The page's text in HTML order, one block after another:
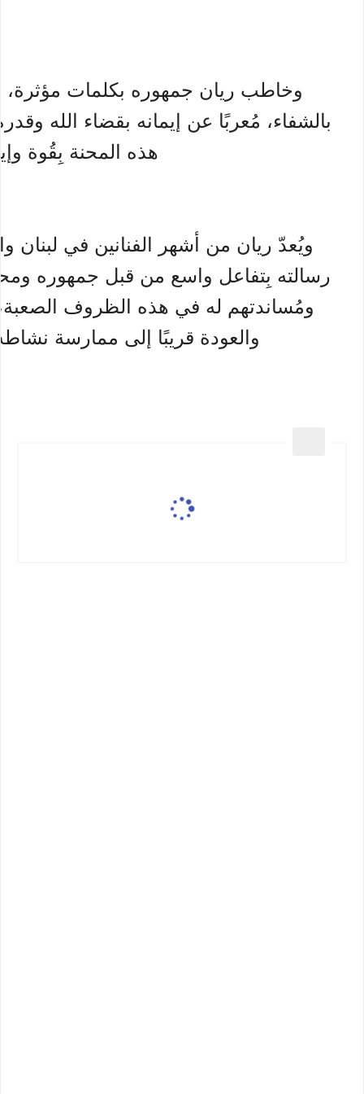
وخاطب ريان جمهوره بكلمات مؤثرة،
بالشفاء، مُعربًا عن إيمانه بقضاء الله
هذه المحنة بِقُوة
ويُعدّ ريان من أشهر الفنانين في لبنان
رسالته بِتفاعل واسع من قبل جمهوره
ومُساندتهم له في هذه الظروف الصعبة،
والعودة قريبًا إلى ممارسة